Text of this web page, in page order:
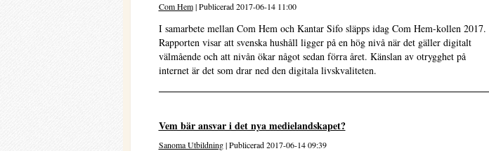
Com Hem| Publicerad 2017-06-14 11:00
I samarbete mellan Com Hem och Kantar Sifo släpps idag Com Hem-kollen 2017.
Rapporten visar att svenska hushåll ligger på en hög nivå när det gäller digitalt
välmående och att nivån ökar något sedan förra året. Känslan av otrygghet på
internet är det som drar ned den digitala livskvaliteten.
Vem bär ansvar i det nya medielandskapet?
Sanoma Utbildning| Publicerad 2017-06-14 09:39